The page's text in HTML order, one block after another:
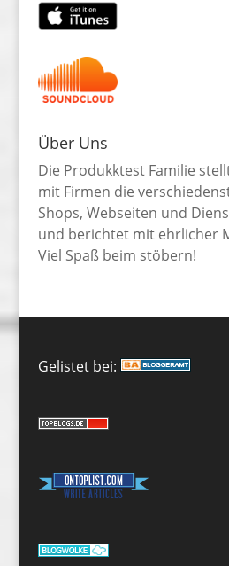
Über Uns
Die Produkktest Familie
mit Firmen die
Shops, Webseiten und
und berichtet mit ehrlicher
Viel Spaß beim stöbern!
Gelistet bei: